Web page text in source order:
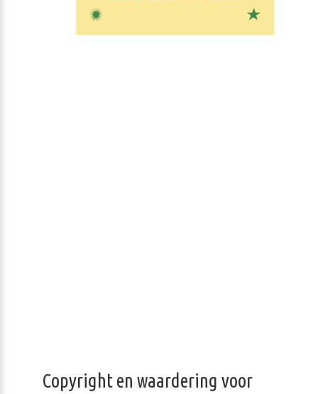
Copyright en waardering voor